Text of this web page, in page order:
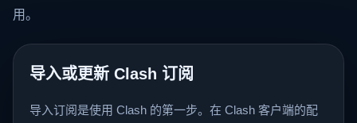
用。
导入或更新 Clash 订阅
导入订阅是使用 Clash 的第一步。在 Clash 客户端的配